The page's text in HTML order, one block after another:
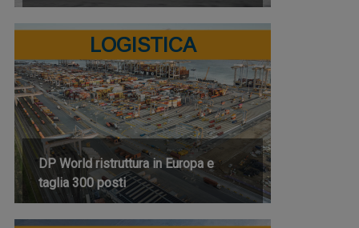
LOGISTICA
DP World ristruttura in Europa e
taglia 300 posti